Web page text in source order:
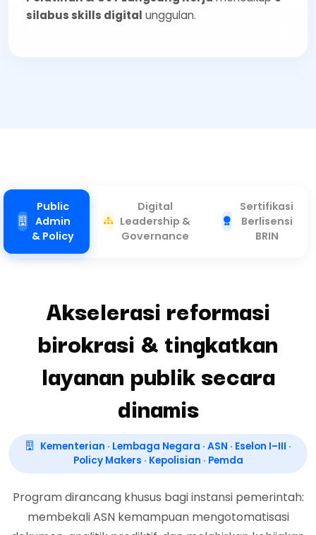
silabus skills digital unggulan.
Public
Admin
& Policy
Digital
Leadership &
Governance
Sertifikasi
Berlisensi
BRIN
Akselerasi reformasi
birokrasi & tingkatkan
layanan publik secara
dinamis
Kementerian · Lembaga Negara · ASN · Eselon I–III ·
Policy Makers · Kepolisian · Pemda
Program dirancang khusus bagi instansi pemerintah:
membekali ASN kemampuan mengotomatisasi